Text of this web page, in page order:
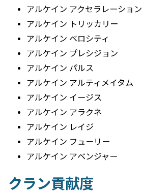
アルケイン アクセラレーション
アルケイン トリッカリー
アルケイン ベロシティ
アルケイン プレシジョン
アルケイン パルス
アルケイン アルティメイタム
アルケイン イージス
アルケイン アラクネ
アルケイン レイジ
アルケイン フューリー
アルケイン アベンジャー
クラン貢献度